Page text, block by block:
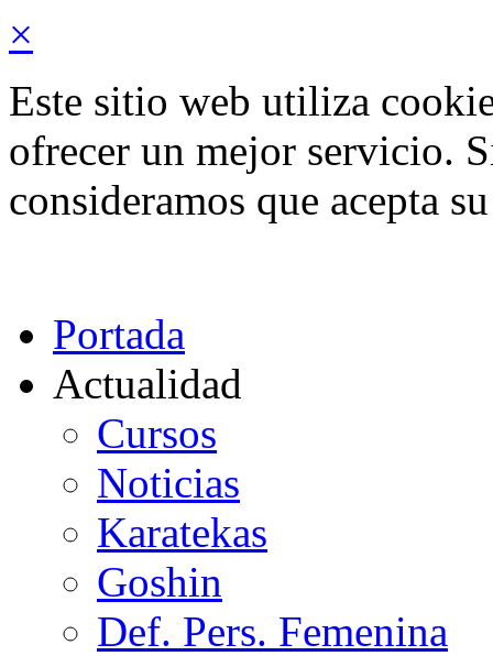
×
Este sitio web utiliza
ofrecer un mejor servicio.
consideramos que acepta
Portada
Actualidad
Cursos
Noticias
Karatekas
Goshin
Def. Pers. Femenina